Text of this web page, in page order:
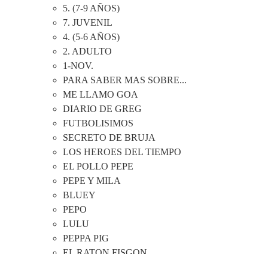
5. (7-9 AÑOS)
7. JUVENIL
4. (5-6 AÑOS)
2. ADULTO
1-NOV.
PARA SABER MAS SOBRE...
ME LLAMO GOA
DIARIO DE GREG
FUTBOLISIMOS
SECRETO DE BRUJA
LOS HEROES DEL TIEMPO
EL POLLO PEPE
PEPE Y MILA
BLUEY
PEPO
LULU
PEPPA PIG